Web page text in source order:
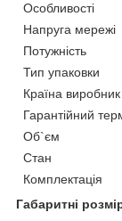
Особливості
Напруга мережі
Потужність
Тип упаковки
Країна виробник
Гарантійний
Об`єм
Стан
Комплектація
Габаритні